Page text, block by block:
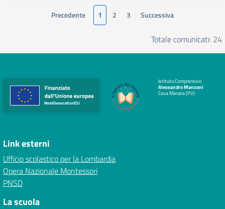
Precedente 1 2 3 Successiva
Totale comunicati: 24
Istituto Comprensivo
Alessandro Manzoni
Cava Manara (PV)
Link esterni
Ufficio scolastico per la Lombardia
Opera Nazionale Montessori
PNSD
La scuola